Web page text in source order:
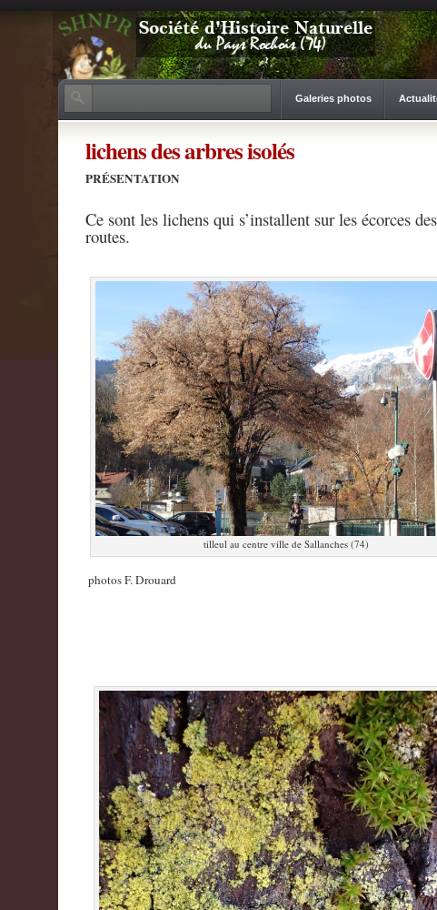
Galeries photos
lichens des arbres isolés
PRÉSENTATION
Ce sont les lichens qui s’installent sur les écorces
routes.
tilleul au centre ville de Sallanches (74)
photos F. Drouard